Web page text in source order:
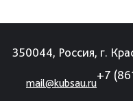
350044, Россия, г.
mail@kubsau.ru
+7